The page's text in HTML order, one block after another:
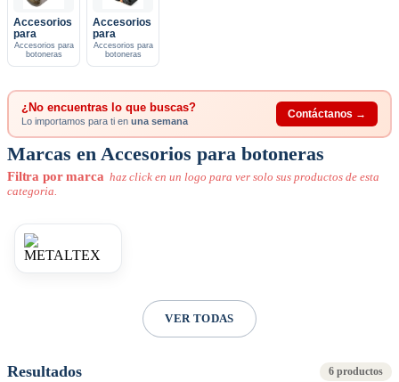
Accesorios
para
Accesorios para
botoneras
Accesorios
para
Accesorios para
botoneras
¿No encuentras lo que buscas?
Lo importamos para ti en una semana
Contáctanos →
Marcas en Accesorios para botoneras
Filtra por marca haz click en un logo para ver solo sus productos de esta
categoria.
VER TODAS
Resultados 6 productos